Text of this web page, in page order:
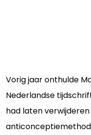
Vorig jaar onthulde
Nederlandse
had laten